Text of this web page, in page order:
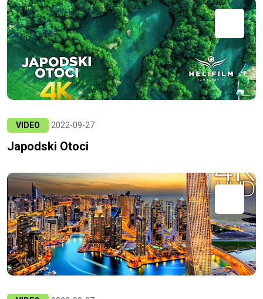
VIDEO 2022-09-27
Japodski Otoci